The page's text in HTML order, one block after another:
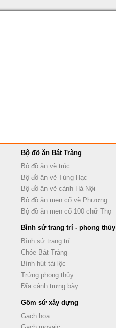
Bộ đồ ăn Bát Tràng
Bộ đồ ăn vẽ trúc
Bộ đồ ăn vẽ Tùng Hạc
Bộ đồ ăn vẽ cảnh Hà Nội
Bộ đồ ăn men cổ vẽ Phượng
Bộ đồ ăn men cổ 100 chữ Thọ
Bình sứ trang trí - phong thủy
Bình sứ trang trí
Chóe Bát Tràng
Bình hút tài lộc
Trứng phong thủy
Đĩa cảnh trưng bày
Gốm sứ xây dựng
Gạch hoa